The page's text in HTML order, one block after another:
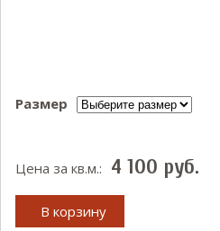
Размер
Цена за кв.м.: 4 100 руб.
В корзину